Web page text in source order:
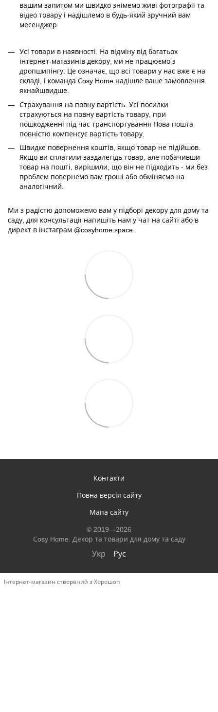
вашим запитом ми швидко знімемо живі фотографії та
відео товару і надішлемо в будь-який зручний вам
месенджер.
Усі товари в наявності. На відміну від багатьох
інтернет-магазинів декору, ми не працюємо з
дропшипінгу. Це означає, що всі товари у нас вже є на
складі, і команда Сosy Home надішле ваше замовлення
якнайшвидше.
Страхування на повну вартість. Усі посилки
страхуються на повну вартість товару, при
пошкодженні під час транспортування Нова пошта
повністю компенсує вартість товару.
Швидке повернення коштів, якщо товар не підійшов.
Якщо ви сплатили заздалегідь товар, але побачивши
товар на пошті, вирішили, що він не підходить - ми без
проблем повернемо вам гроші або обміняємо на
аналогічний.
Ми з радістю допоможемо вам у підборі декору для дому та
саду, для консультації напишіть нам у чат на сайті або в
директ в інстаграм @cosyhome.space.
Контакти
Повна версія сайту
Мапа сайту
© 2019—2026
Сosy Home. Декор та товари для дому та саду
Укр Рус
Інтернет-магазин створений з Хорошоп